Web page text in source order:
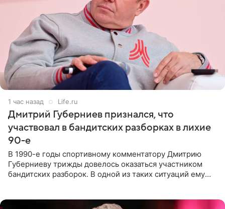
1 час назад Life.ru
Дмитрий Губерниев признался, что
участвовал в бандитских разборках в лихие
90-е
В 1990-е годы спортивному комментатору Дмитрию
Губерниеву трижды довелось оказаться участником
бандитских разборок. В одной из таких ситуаций ему